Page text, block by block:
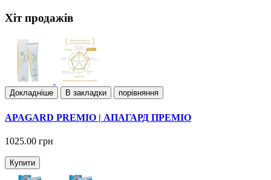
Хіт продажів
Докладнiше В закладки порівняння
APAGARD PREMIO | АПАГАРД ПРЕМІО
1025.00 грн
Купити